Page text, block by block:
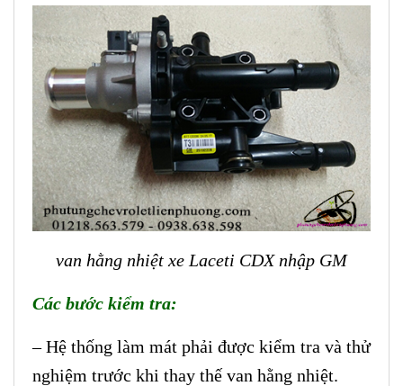
van hằng nhiệt xe Laceti CDX nhập GM
Các bước kiểm tra:
– Hệ thống làm mát phải được kiểm tra và thử
nghiệm trước khi thay thế van hằng nhiệt.